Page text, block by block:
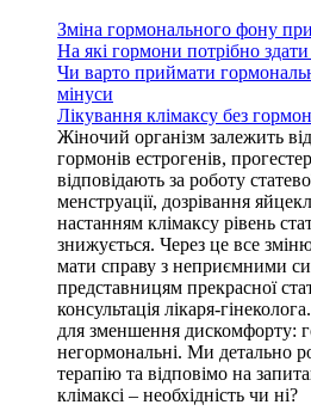
Зміна гормонального фону при
На які гормони потрібно здати
Чи варто приймати
мінуси
Лікування клімаксу без
Жіночий організм залежить
гормонів естрогенів,
відповідають за роботу
менструації, дозрівання
настанням клімаксу рівень
знижується. Через це все
мати справу з неприємними
представницям прекрасної
консультація лікаря-
для зменшення дискомфорту:
негормональні. Ми детально
терапію та відповімо на
клімаксі – необхідність чи ні?